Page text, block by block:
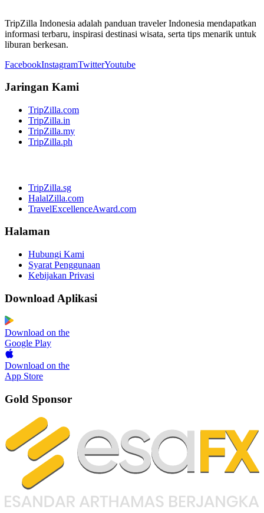
TripZilla Indonesia adalah panduan traveler Indonesia mendapatkan
informasi terbaru, inspirasi destinasi wisata, serta tips menarik untuk
liburan berkesan.
FacebookInstagramTwitterYoutube
Jaringan Kami
TripZilla.com
TripZilla.in
TripZilla.my
TripZilla.ph
TripZilla.sg
HalalZilla.com
TravelExcellenceAward.com
Halaman
Hubungi Kami
Syarat Penggunaan
Kebijakan Privasi
Download Aplikasi
Download on the
Google Play
Download on the
App Store
Gold Sponsor